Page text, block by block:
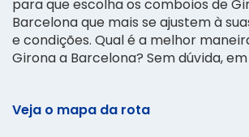
para que escolha os comboios de
Barcelona que mais se ajustem à
e condições. Qual é a melhor
Girona a Barcelona? Sem dúvida,
Veja o mapa da rota